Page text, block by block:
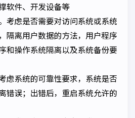
软件、开发设备等
考虑是否需要对访问系统或系统
隔离用户数据的方法，用户程序
和操作系统隔离以及系统备份要
虑系统的可靠性要求，系统是否
错误；出错后，重启系统允许的